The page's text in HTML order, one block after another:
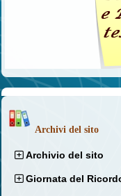
Archivi del sito
Archivio del sito
Giornata del